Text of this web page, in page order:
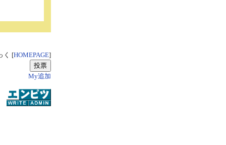
く [HOMEPAGE]
My追加